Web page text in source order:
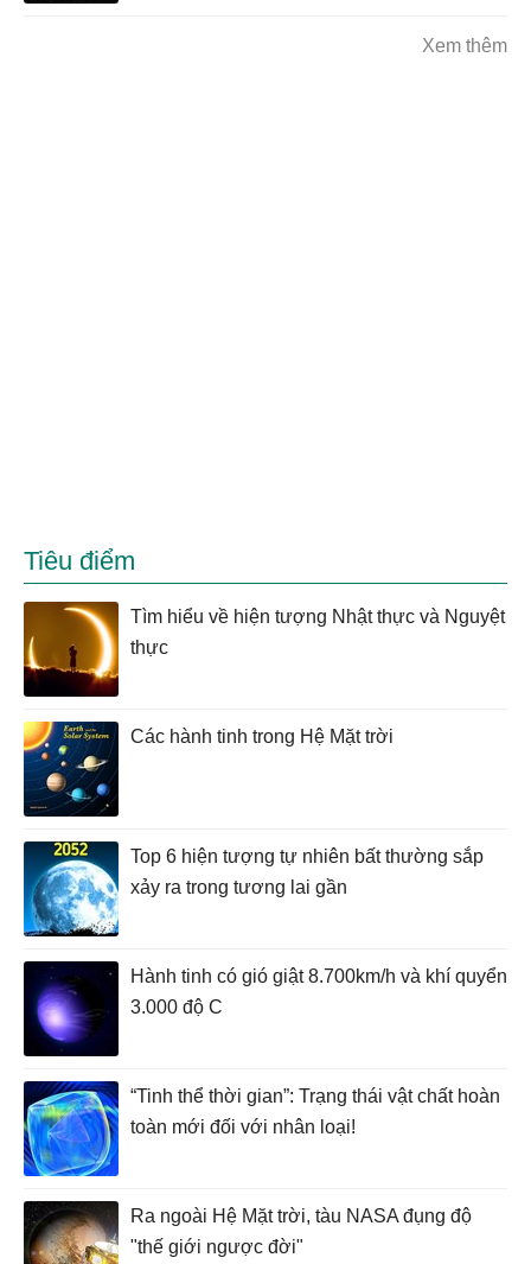
Xem thêm
Tiêu điểm
Tìm hiểu về hiện tượng Nhật thực và Nguyệt
thực
Các hành tinh trong Hệ Mặt trời
Top 6 hiện tượng tự nhiên bất thường sắp
xảy ra trong tương lai gần
Hành tinh có gió giật 8.700km/h và khí quyển
3.000 độ C
“Tinh thể thời gian”: Trạng thái vật chất hoàn
toàn mới đối với nhân loại!
Ra ngoài Hệ Mặt trời, tàu NASA đụng độ
"thế giới ngược đời"